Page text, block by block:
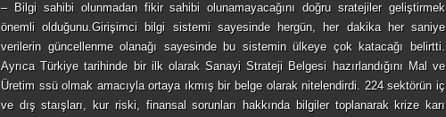
– Bilgi sahibi olunmadan fikir sahibi olunamayacağını doğru sratejiler geliştirmek
önemli olduğunu.Girişimci bilgi sistemi sayesinde hergün, her dakika her saniye
verilerin güncellenme olanağı sayesinde bu sistemin ülkeye çok katacağı belirtti.
Ayrıca Türkiye tarihinde bir ilk olarak Sanayi Strateji Belgesi hazırlandığını Mal ve
Üretim ssü olmak amacıyla ortaya ıkmış bir belge olarak nitelendirdi. 224 sektörün iç
ve dış staışları, kur riski, finansal sorunları hakkında bilgiler toplanarak krize karı